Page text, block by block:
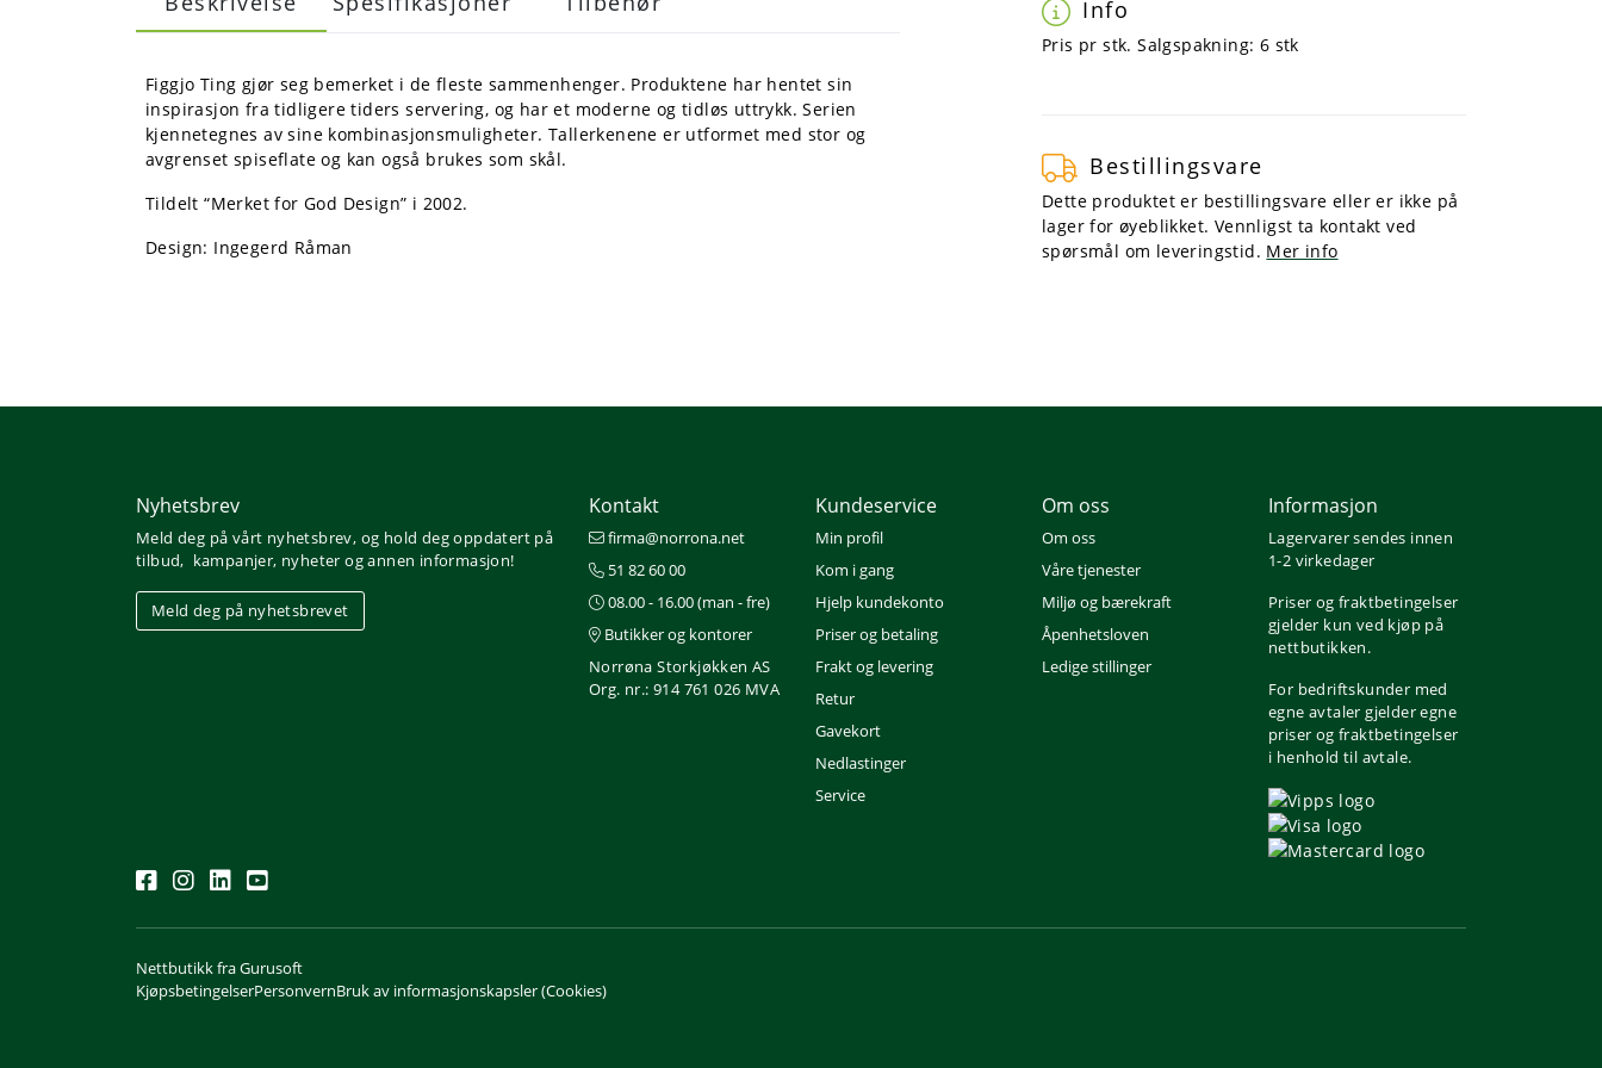
Figgjo Ting gjør seg bemerket i de fleste sammenhenger. Produktene har hentet sin
inspirasjon fra tidligere tiders servering, og har et moderne og tidløs uttrykk. Serien
kjennetegnes av sine kombinasjonsmuligheter. Tallerkenene er utformet med stor og
avgrenset spiseflate og kan også brukes som skål.
Tildelt “Merket for God Design” i 2002.
Design: Ingegerd Råman
Info
Pris pr stk. Salgspakning: 6 stk
Bestillingsvare
Dette produktet er bestillingsvare eller er ikke på
lager for øyeblikket. Vennligst ta kontakt ved
spørsmål om leveringstid. Mer info
Nyhetsbrev
Meld deg på vårt nyhetsbrev, og hold deg oppdatert på
tilbud, kampanjer, nyheter og annen informasjon!
Meld deg på nyhetsbrevet
Kontakt
firma@norrona.net
51 82 60 00
08.00 - 16.00 (man - fre)
Butikker og kontorer
Norrøna Storkjøkken AS
Org. nr.: 914 761 026 MVA
Kundeservice
Min profil
Kom i gang
Hjelp kundekonto
Priser og betaling
Frakt og levering
Retur
Gavekort
Nedlastinger
Service
Om oss
Om oss
Våre tjenester
Miljø og bærekraft
Åpenhetsloven
Ledige stillinger
Informasjon
Lagervarer sendes innen
1-2 virkedager
Priser og fraktbetingelser
gjelder kun ved kjøp på
nettbutikken.
For bedriftskunder med
egne avtaler gjelder egne
priser og fraktbetingelser
i henhold til avtale.
Nettbutikk fra Gurusoft
KjøpsbetingelserPersonvernBruk av informasjonskapsler (Cookies)